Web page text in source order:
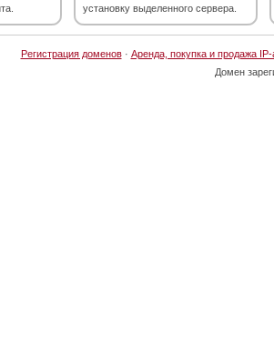
установку выделенного сервера.
Регистрация доменов· Аренда, покупка и продажа
Домен